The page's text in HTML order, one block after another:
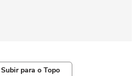
Subir para o Topo